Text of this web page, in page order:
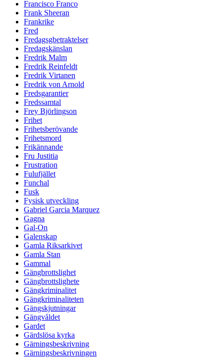
Francisco Franco
Frank Sheeran
Frankrike
Fred
Fredagsgbetraktelser
Fredagskänslan
Fredrik Malm
Fredrik Reinfeldt
Fredrik Virtanen
Fredrik von Arnold
Fredsgarantier
Fredssamtal
Frey Björlingson
Frihet
Frihetsberövande
Frihetsmord
Frikännande
Fru Justitia
Frustration
Fulufjället
Funchal
Fusk
Fysisk utveckling
Gabriel Garcia Marquez
Gagna
Gal-On
Galenskap
Gamla Riksarkivet
Gamla Stan
Gammal
Gängbrottslighet
Gängbrottslighete
Gängkriminalitet
Gängkriminaliteten
Gängskjutningar
Gängvåldet
Gardet
Gärdslösa kyrka
Gärningsbeskrivning
Gärningsbeskrivningen